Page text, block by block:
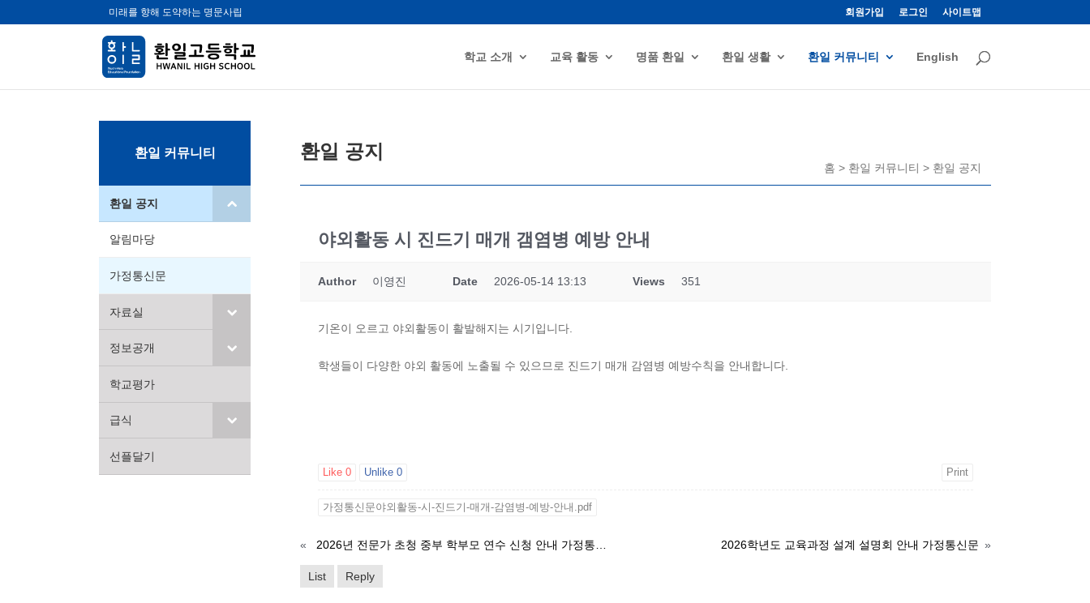
미래를 향해 도약하는 명문사립 회원가입 로그인 사이트맵
학교 소개 교육 활동 명품 환일 환일 생활 환일 커뮤니티 English
환일 커뮤니티
환일 공지
알림마당
가정통신문
자료실
정보공개
학교평가
급식
선플달기
환일 공지
홈 > 환일 커뮤니티 > 환일 공지
야외활동 시 진드기 매개 갬염병 예방 안내
Author 이영진 Date 2026-05-14 13:13 Views 351
기온이 오르고 야외활동이 활발해지는 시기입니다.
학생들이 다양한 야외 활동에 노출될 수 있으므로 진드기 매개 감염병 예방수칙을 안내합니다.
Like 0 Unlike 0 Print
가정통신문야외활동-시-진드기-매개-감염병-예방-안내.pdf
« 2026학년도 교육과정 설계 설명회 안내 가정통신문 »
List Reply